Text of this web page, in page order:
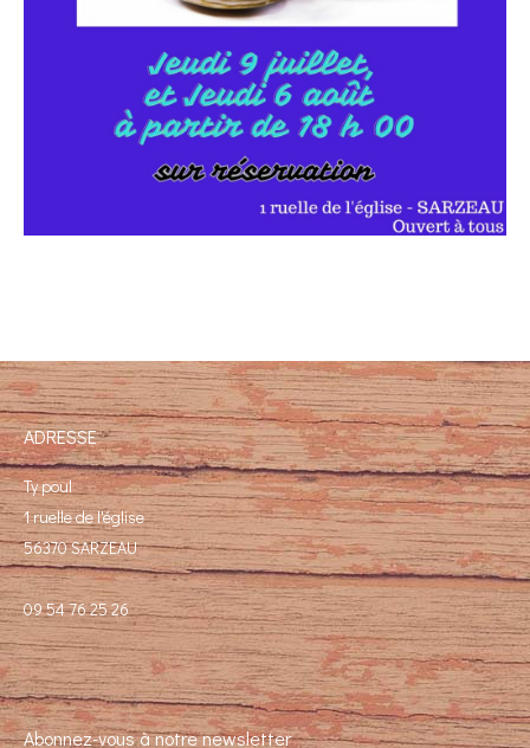
ADRESSE
Ty poul
1 ruelle de l'église
56370 SARZEAU
09 54 76 25 26
Abonnez-vous à notre newsletter